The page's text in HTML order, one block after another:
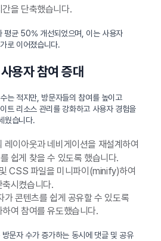
을 단축했습니다.
평균 50% 개선되었으며, 이는 사용자
로 이어졌습니다.
용자 참여 증대
는 적지만, 방문자들의 참여를 높이고
트 리소스 관리를 강화하고 사용자 경험을
웠습니다.
레이아웃과 네비게이션을 재설계하여
쉽게 찾을 수 있도록 했습니다.
CSS 파일을 미니파이(minify)하여
시켰습니다.
가 콘텐츠를 쉽게 공유할 수 있도록
여 참여를 유도했습니다.
문자 수가 증가하는 동시에 댓글 및 공유